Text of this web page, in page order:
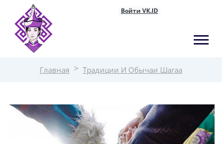
Войти VK.ID
Главная Традиции И Обычаи Шагаа